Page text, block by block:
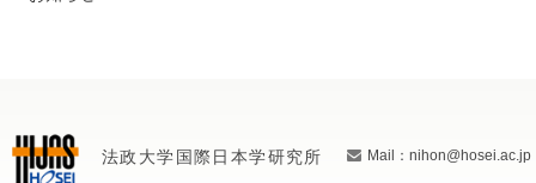
法政大学国際日本学研究所 Mail：nihon@hosei.ac.jp